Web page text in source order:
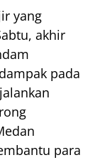
yang
akhir
pada
para